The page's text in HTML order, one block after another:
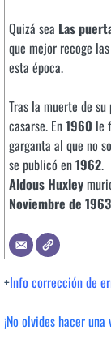
Quizá sea Las
que mejor recoge
esta época.
Tras la muerte de su
casarse. En1960 le
garganta al que no
se publicó en1962.
Aldous Huxley
Noviembre de 1963
+Info corrección de
¡No olvides hacer